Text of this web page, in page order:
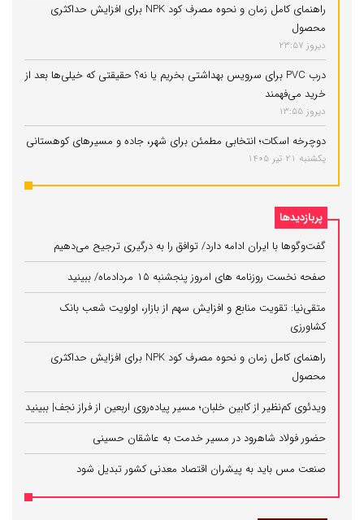
راهنمای کامل زمان و نحوه مصرف کود NPK برای افزایش حداکثری
محصول
دیروز 23:57
درب PVC برای سرویس بهداشتی بخریم یا نه؟ حقیقتی که خیلی‌ها بعد از
خرید می‌فهمند
دیروز 13:55
دوچرخه اسکات؛ انتخابی مطمئن برای شهر، جاده و مسیرهای کوهستانی
یکشنبه 21 تیر 1405
پربازدیدها
گفت‌وگوها با ایران ادامه دارد/ توافق را به درگیری ترجیح می‌دهیم
صفحه نخست روزنامه های امروز پنجشنبه ۱۵ مردادماه/ ببینید
متقی‌نیا: تقویت منابع و افزایش سهم از بازار، اولویت شعب بانک
کشاورزی
راهنمای کامل زمان و نحوه مصرف کود NPK برای افزایش حداکثری
محصول
ویدئوی کم‌نظیر از کابین خلبان؛ مسیر پیاده‌روی اربعین از فراز نجف| ببینید
حضور فولاد شاهرود در مسیر خدمت به عاشقان حسینی
صنعت مس باید به پیشران اقتصاد معدنی کشور تبدیل شود